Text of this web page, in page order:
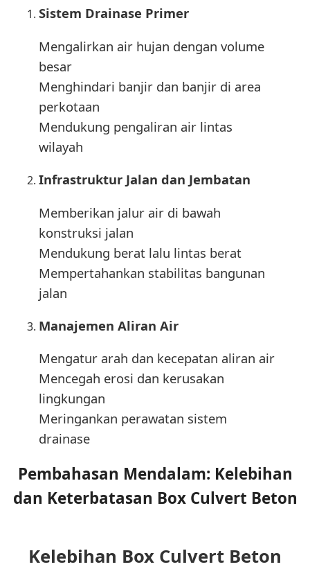
Sistem Drainase Primer
Mengalirkan air hujan dengan volume
besar
Menghindari banjir dan banjir di area
perkotaan
Mendukung pengaliran air lintas
wilayah
Infrastruktur Jalan dan Jembatan
Memberikan jalur air di bawah
konstruksi jalan
Mendukung berat lalu lintas berat
Mempertahankan stabilitas bangunan
jalan
Manajemen Aliran Air
Mengatur arah dan kecepatan aliran air
Mencegah erosi dan kerusakan
lingkungan
Meringankan perawatan sistem
drainase
Pembahasan Mendalam: Kelebihan
dan Keterbatasan Box Culvert Beton
Kelebihan Box Culvert Beton